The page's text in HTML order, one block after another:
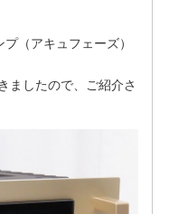
（アキュフェーズ）
ましたので、ご紹介さ